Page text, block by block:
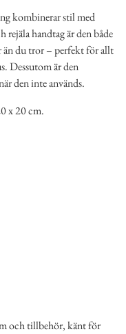
kombinerar stil med
handtag är den både
än du tror – perfekt för allt
Dessutom är den
den inte används.
x 20 cm.
och tillbehör, känt för